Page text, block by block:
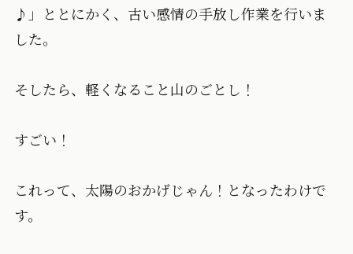
♪」ととにかく、古い感情の手放し作業を行いま
した。
そしたら、軽くなること山のごとし！
すごい！
これって、太陽のおかげじゃん！となったわけで
す。